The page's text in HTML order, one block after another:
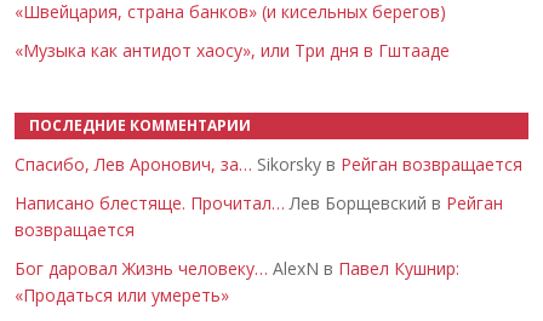
«Швейцария, страна банков» (и кисельных берегов)
«Музыка как антидот хаосу», или Три дня в Гштааде
ПОСЛЕДНИЕ КОММЕНТАРИИ
Спасибо, Лев Аронович, за… Sikorsky в Рейган возвращается
Написано блестяще. Прочитал… Лев Борщевский в Рейган
возвращается
Бог даровал Жизнь человеку… AlexN в Павел Кушнир:
«Продаться или умереть»